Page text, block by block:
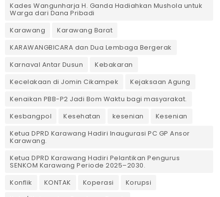
Kades Wangunharja H. Ganda Hadiahkan Mushola untuk
Warga dari Dana Pribadi ‎
Karawang
Karawang Barat
KARAWANGBICARA dan Dua Lembaga Bergerak
Karnaval Antar Dusun
Kebakaran
Kecelakaan di Jomin Cikampek
Kejaksaan Agung
Kenaikan PBB-P2 Jadi Bom Waktu bagi masyarakat.
Kesbangpol
Kesehatan kesenian
Kesenian
Ketua DPRD Karawang Hadiri Inaugurasi PC GP Ansor
Karawang.
Ketua DPRD Karawang Hadiri Pelantikan Pengurus
SENKOM Karawang Periode 2025–2030. ‎
Konflik
KONTAK Koperasi
Korupsi